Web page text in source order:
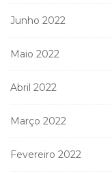
Junho 2022
Maio 2022
Abril 2022
Março 2022
Fevereiro 2022